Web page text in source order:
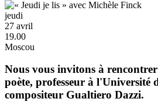
jeudi
27 avril
19.00
Moscou
Nous vous invitons à
poète, professeur à l'Université
compositeur Gualtiero Dazzi.